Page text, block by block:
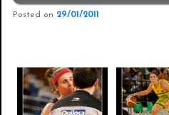
Posted on 29/01/2011